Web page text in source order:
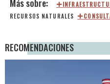
RECURSOS NATURALES
RECOMENDACIONES